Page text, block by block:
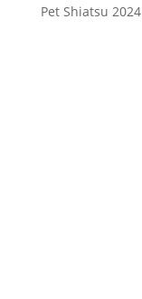
Pet Shiatsu 2024